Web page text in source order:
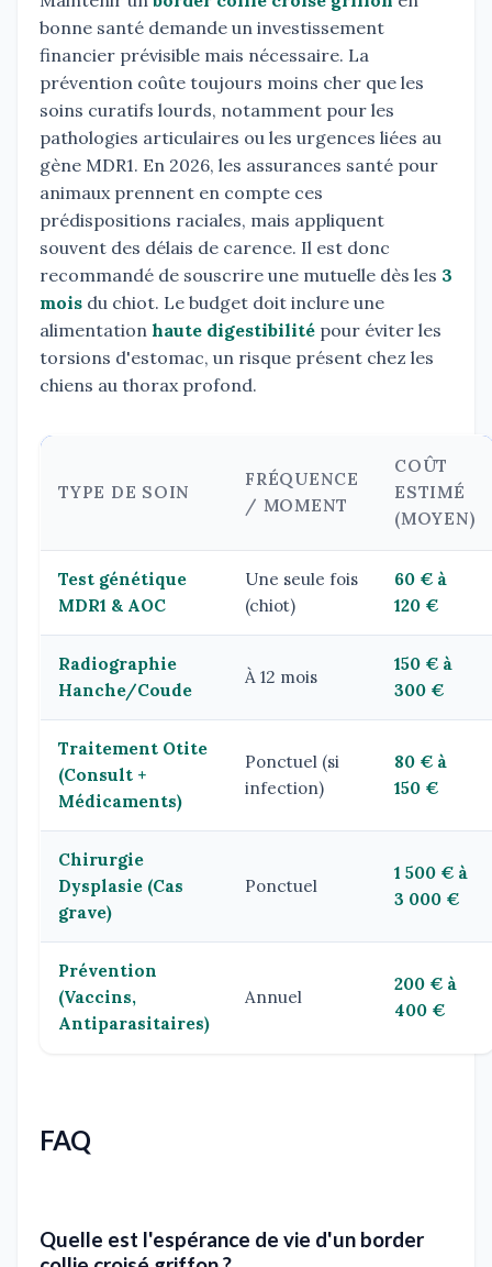
bonne santé demande un investissement
financier prévisible mais nécessaire. La
prévention coûte toujours moins cher que les
soins curatifs lourds, notamment pour les
pathologies articulaires ou les urgences liées au
gène MDR1. En 2026, les assurances santé pour
animaux prennent en compte ces
prédispositions raciales, mais appliquent
souvent des délais de carence. Il est donc
recommandé de souscrire une mutuelle dès les 3
mois du chiot. Le budget doit inclure une
alimentation haute digestibilité pour éviter les
torsions d'estomac, un risque présent chez les
chiens au thorax profond.
TYPE DE SOIN
FRÉQUENCE
/ MOMENT
COÛT
ESTIMÉ
(MOYEN)
Test génétique
MDR1 & AOC
Une seule fois
(chiot)
60 € à
120 €
Radiographie
Hanche/Coude
À 12 mois
150 € à
300 €
Traitement Otite
(Consult +
Médicaments)
Ponctuel (si
infection)
80 € à
150 €
Chirurgie
Dysplasie (Cas
grave)
Ponctuel
1 500 € à
3 000 €
Prévention
(Vaccins,
Antiparasitaires)
Annuel
200 € à
400 €
FAQ
Quelle est l'espérance de vie d'un border